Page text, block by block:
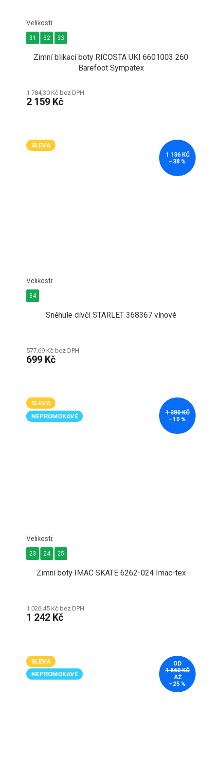
Zimní blikací boty RICOSTA UKI 6601003 260
Barefoot Sympatex
1 784,30 Kč bez DPH
2 159 Kč
31 32 33
SLEVA
1 136 KČ
–38 %
Sněhule dívčí STARLET 368367 vínové
577,69 Kč bez DPH
699 Kč
34
SLEVA
NEPROMOKAVÉ
1 380 KČ
–10 %
Zimní boty IMAC SKATE 6262-024 Imac-tex
1 026,45 Kč bez DPH
1 242 Kč
23 24 25
SLEVA
NEPROMOKAVÉ
OD
1 560 KČ
AŽ
–25 %